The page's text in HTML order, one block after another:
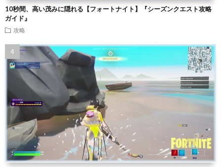
10秒間、高い茂みに隠れる【フォートナイト】『シーズンクエスト攻略
ガイド』
攻略